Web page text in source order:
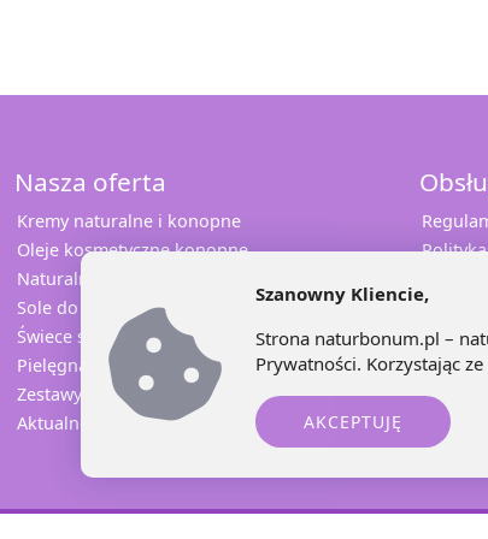
Nasza oferta
Kremy naturalne i konopne
Oleje kosmetyczne konopne
Naturalna pomadka
Sole do kąpieli
Świece sojowe i konopne
Pielęgnacja jamy ustnej
Zestawy prezentowe
Aktualne promocje
Odbierz
Kontakt
Szanowny Kliencie,
Strona naturbonum.pl –
Prywatności. Korzystając
AKCEPTUJĘ